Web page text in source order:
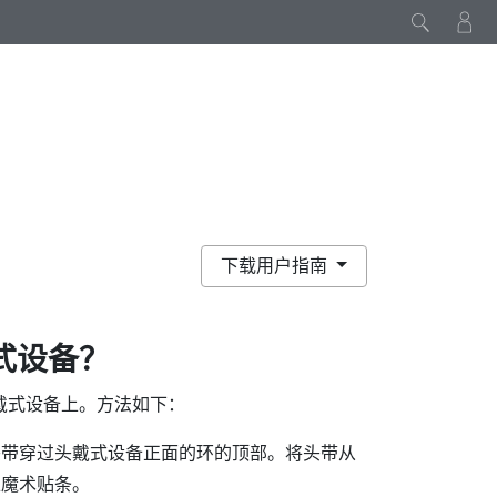
下载用户指南
备？
设备上。方法如下：
穿过头戴式设备正面的环的顶部。将头带从
术贴条。